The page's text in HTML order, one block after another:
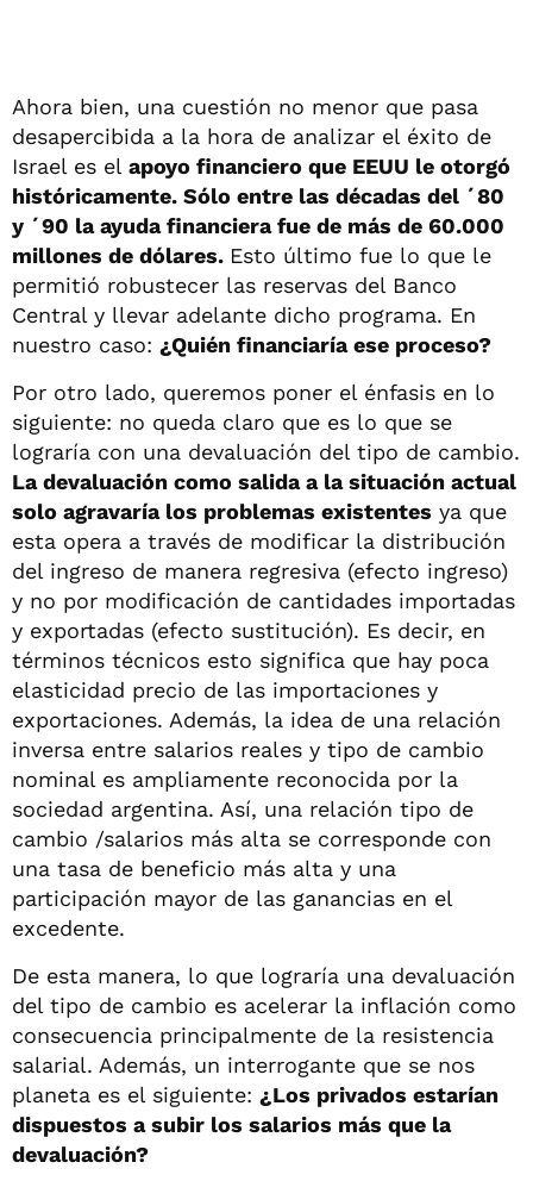
Ahora bien, una cuestión no menor que pasa
desapercibida a la hora de analizar el éxito de
Israel es el apoyo financiero que EEUU le otorgó
históricamente. Sólo entre las décadas del ´80
y ´90 la ayuda financiera fue de más de 60.000
millones de dólares. Esto último fue lo que le
permitió robustecer las reservas del Banco
Central y llevar adelante dicho programa. En
nuestro caso: ¿Quién financiaría ese proceso?
Por otro lado, queremos poner el énfasis en lo
siguiente: no queda claro que es lo que se
lograría con una devaluación del tipo de cambio.
La devaluación como salida a la situación actual
solo agravaría los problemas existentes ya que
esta opera a través de modificar la distribución
del ingreso de manera regresiva (efecto ingreso)
y no por modificación de cantidades importadas
y exportadas (efecto sustitución). Es decir, en
términos técnicos esto significa que hay poca
elasticidad precio de las importaciones y
exportaciones. Además, la idea de una relación
inversa entre salarios reales y tipo de cambio
nominal es ampliamente reconocida por la
sociedad argentina. Así, una relación tipo de
cambio /salarios más alta se corresponde con
una tasa de beneficio más alta y una
participación mayor de las ganancias en el
excedente.
De esta manera, lo que lograría una devaluación
del tipo de cambio es acelerar la inflación como
consecuencia principalmente de la resistencia
salarial. Además, un interrogante que se nos
planeta es el siguiente: ¿Los privados estarían
dispuestos a subir los salarios más que la
devaluación?